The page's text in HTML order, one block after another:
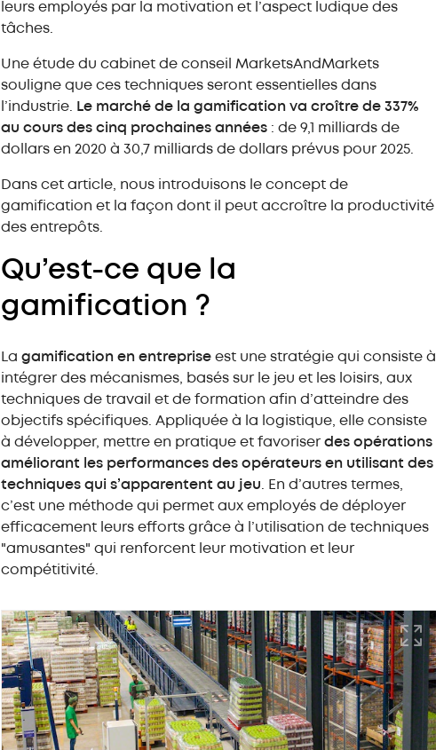
leurs employés par la motivation et l’aspect ludique des
tâches.
Une étude du cabinet de conseil MarketsAndMarkets
souligne que ces techniques seront essentielles dans
l’industrie.
Le marché de la gamification va croître de 337%
au cours des cinq prochaines années : de 9,1 milliards de
dollars en 2020 à 30,7 milliards de dollars prévus pour 2025.
Dans cet article, nous introduisons le concept de
gamification et la façon dont il peut accroître la productivité
des entrepôts.
Qu’est-ce que la
gamification ?
La gamification en entreprise est une stratégie qui consiste à
intégrer des mécanismes, basés sur le jeu et les loisirs, aux
techniques de travail et de formation afin d’atteindre des
objectifs spécifiques. Appliquée à la logistique, elle consiste
à développer, mettre en pratique et favoriser des opérations
améliorant les performances des opérateurs en utilisant des
techniques qui s’apparentent au jeu . En d’autres termes,
c’est une méthode qui permet aux employés de déployer
efficacement leurs efforts grâce à l’utilisation de techniques
"amusantes" qui renforcent leur motivation et leur
compétitivité.